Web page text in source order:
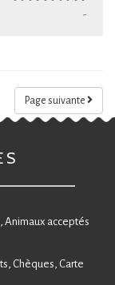
-
Page suivante
Animaux acceptés
Chèques, Carte